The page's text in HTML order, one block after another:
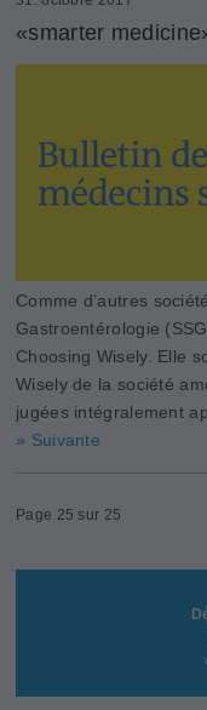
«smarter
Comme d’autres
Gastroentérologie
Choosing Wisely. Elle
Wisely de la société
jugées intégralement
» Suivante
Page 25 sur 25